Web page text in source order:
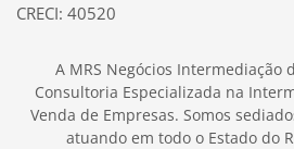
CRECI: 40520
A MRS Negócios Intermediação
Consultoria Especializada na
Venda de Empresas. Somos
atuando em todo o Estado do